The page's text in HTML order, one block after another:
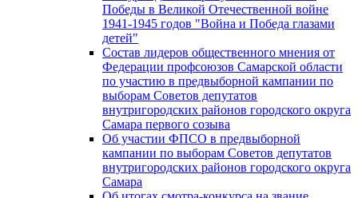
Победы в Великой Отечественной войне
1941-1945 годов "Война и Победа глазами
детей"
Состав лидеров общественного мнения от
Федерации профсоюзов Самарской области
по участию в предвыборной кампании по
выборам Советов депутатов
внутригородских районов городского округа
Самара первого созыва
Об участии ФПСО в предвыборной
кампании по выборам Советов депутатов
внутригородских районов городского округа
Самара